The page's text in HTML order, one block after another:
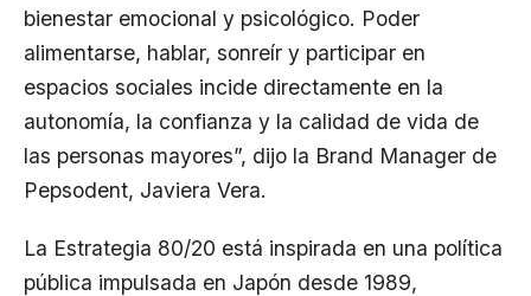
bienestar emocional y psicológico. Poder
alimentarse, hablar, sonreír y participar en
espacios sociales incide directamente en la
autonomía, la confianza y la calidad de vida de
las personas mayores”, dijo la Brand Manager de
Pepsodent, Javiera Vera.
La Estrategia 80/20 está inspirada en una política
pública impulsada en Japón desde 1989,